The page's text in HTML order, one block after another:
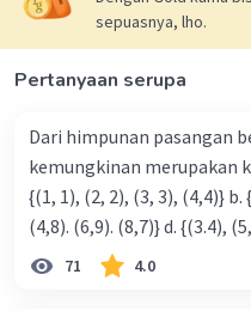
sepuasnya, lho.
Pertanyaan serupa
Dari himpunan pasangan
kemungkinan merupakan ko- respondensi satu-
{(1, 1), (2, 2), (3, 3), (4,4)} b. {(1, 2), (2, 3), (3, 4). (4,5)} c. {(2,7).
(4,8). (6,9). (8,7)}
71 4.0